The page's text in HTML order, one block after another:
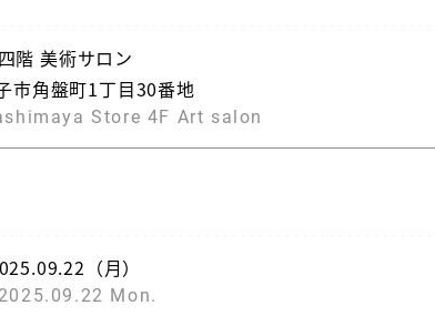
階 美術サロン
市角盤町1丁目30番地
Store 4F Art salon
（月）
Mon.